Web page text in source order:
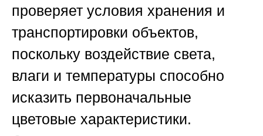
проверяет условия хранения и
транспортировки объектов,
поскольку воздействие света,
влаги и температуры способно
исказить первоначальные
цветовые характеристики.